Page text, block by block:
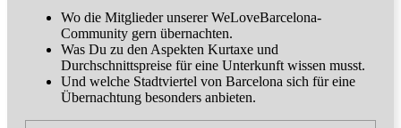
Wo die Mitglieder unserer WeLoveBarcelona-
Community gern übernachten.
Was Du zu den Aspekten Kurtaxe und
Durchschnittspreise für eine Unterkunft wissen musst.
Und welche Stadtviertel von Barcelona sich für eine
Übernachtung besonders anbieten.